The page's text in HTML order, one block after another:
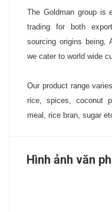
The Goldman group is
trading for both
sourcing origins being,
we cater to world wide
Our product range
rice, spices, coconut
meal, rice bran, sugar
Hình ảnh văn